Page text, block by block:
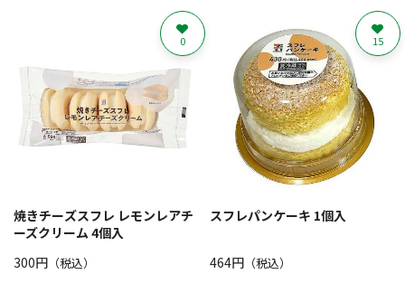
焼きチーズスフレ レモンレアチ
ーズクリーム 4個入
300円 （税込）
0
スフレパンケーキ 1個入
464円（税込）
15